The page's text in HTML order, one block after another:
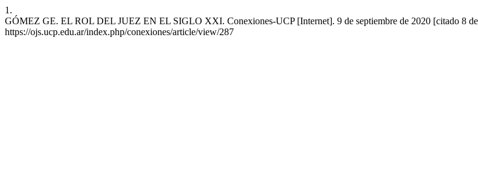
1.
GÓMEZ GE. EL ROL DEL JUEZ EN EL SIGLO XXI. Conexiones-UCP [Internet]. 9 de septiembre de 2020 [citado 8
https://ojs.ucp.edu.ar/index.php/conexiones/article/view/287